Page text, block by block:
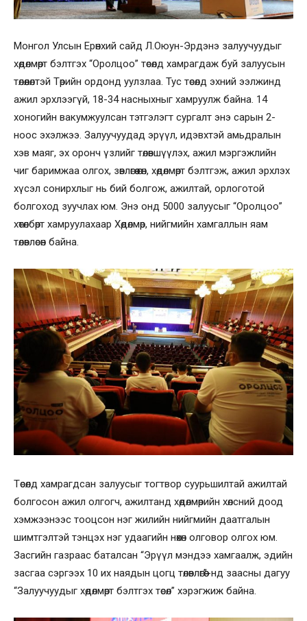
Монгол Улсын Ерөнхий сайд Л.Оюун-Эрдэнэ залуучуудыг
хөдөлмөрт бэлтгэх “Оролцоо” төсөлд хамрагдаж буй залуусын
төлөөлөлтэй Төрийн ордонд уулзлаа. Тус төсөлд эхний ээлжинд
ажил эрхлээгүй, 18-34 насныхныг хамруулж байна. 14
хоногийн вакумжуулсан тэтгэлэгт сургалт энэ сарын 2-
ноос эхэлжээ. Залуучуудад эрүүл, идэвхтэй амьдралын
хэв маяг, эх оронч үзлийг төлөвшүүлэх, ажил мэргэжлийн
чиг баримжаа олгох, зөвлөгөө өгөн, хөдөлмөрт бэлтгэж, ажил эрхлэх
хүсэл сонирхлыг нь бий болгож, ажилтай, орлоготой
болгоход зуучлах юм. Энэ онд 5000 залуусыг “Оролцоо”
хөтөлбөрт хамруулахаар Хөдөлмөр, нийгмийн хамгаллын яам
төлөвлөсөн байна.
Төсөлд хамрагдсан залуусыг тогтвор суурьшилтай ажилтай
болгосон ажил олгогч, ажилтанд хөдөлмөрийн хөлсний доод
хэмжээнээс тооцсон нэг жилийн нийгмийн даатгалын
шимтгэлтэй тэнцэх нэг удаагийн нөхөн олговор олгох юм.
Засгийн газраас баталсан “Эрүүл мэндээ хамгаалж, эдийн
засгаа сэргээх 10 их наядын цогц төлөвлөгөө”-нд заасны дагуу
“Залуучуудыг хөдөлмөрт бэлтгэх төсөл” хэрэгжиж байна.